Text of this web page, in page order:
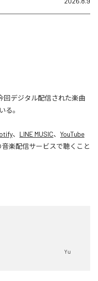
回デジタル配信された楽曲
る。
、 LINE MUSIC、 YouTube
音楽配信サービスで聴くこと
Yu